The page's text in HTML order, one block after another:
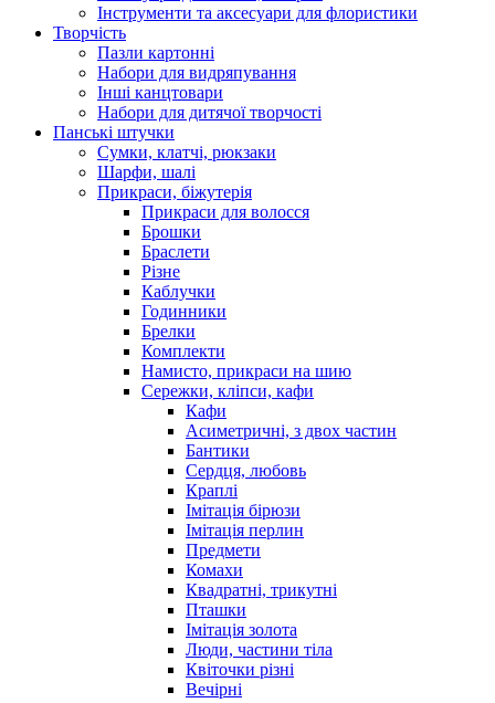
Інструменти та аксесуари для флористики
Творчість
Пазли картонні
Набори для видряпування
Інші канцтовари
Набори для дитячої творчості
Панські штучки
Сумки, клатчі, рюкзаки
Шарфи, шалі
Прикраси, біжутерія
Прикраси для волосся
Брошки
Браслети
Різне
Каблучки
Годинники
Брелки
Комплекти
Намисто, прикраси на шию
Сережки, кліпси, кафи
Кафи
Асиметричні, з двох частин
Бантики
Сердця, любовь
Краплі
Імітація бірюзи
Імітація перлин
Предмети
Комахи
Квадратні, трикутні
Пташки
Імітація золота
Люди, частини тіла
Квіточки різні
Вечірні